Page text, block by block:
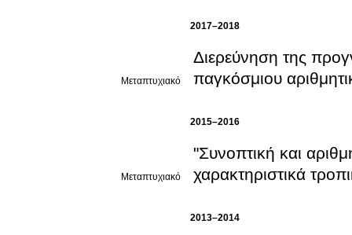
2017–2018
Μεταπτυχιακό
Διερεύνηση της
παγκόσμιου
2015–2016
Μεταπτυχιακό
"Συνοπτική και
χαρακτηριστικά
2013–2014